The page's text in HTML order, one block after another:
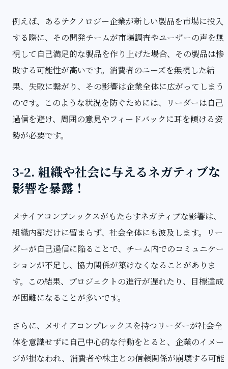
例えば、あるテクノロジー企業が新しい製品を市場に投入
する際に、その開発チームが市場調査やユーザーの声を無
視して自己満足的な製品を作り上げた場合、その製品は惨
敗する可能性が高いです。消費者のニーズを無視した結
果、失敗に繋がり、その影響は企業全体に広がってしまう
のです。このような状況を防ぐためには、リーダーは自己
過信を避け、周囲の意見やフィードバックに耳を傾ける姿
勢が必要です。
3-2. 組織や社会に与えるネガティブな
影響を暴露！
メサイアコンプレックスがもたらすネガティブな影響は、
組織内部だけに留まらず、社会全体にも波及します。リー
ダーが自己過信に陥ることで、チーム内でのコミュニケー
ションが不足し、協力関係が築けなくなることがありま
す。この結果、プロジェクトの進行が遅れたり、目標達成
が困難になることが多いです。
さらに、メサイアコンプレックスを持つリーダーが社会全
体を意識せずに自己中心的な行動をとると、企業のイメー
ジが損なわれ、消費者や株主との信頼関係が崩壊する可能